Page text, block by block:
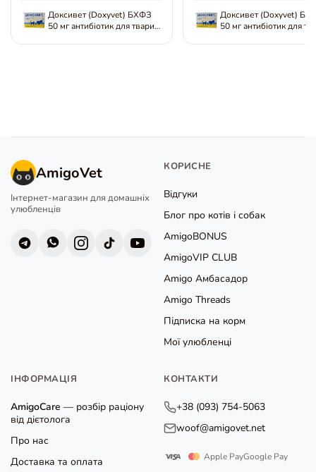
Доксивет (Doxyvet) БХФЗ
50 мг антибіотик для тварин,
Доксивет (Doxyvet)
50 мг антибіотик для
AmigoVet
Інтернет-магазин для домашніх
улюбленців
КОРИСНЕ
Відгуки
Блог про котів і собак
AmigoBONUS
AmigoVIP CLUB
Amigo Амбасадор
Amigo Threads
Підписка на корм
Мої улюбленці
ІНФОРМАЦІЯ
AmigoCare — розбір раціону
від дієтолога
Про нас
Доставка та оплата
КОНТАКТИ
+38 (093) 754-5063
woof@amigovet.net
Apple PayGoogle Pay